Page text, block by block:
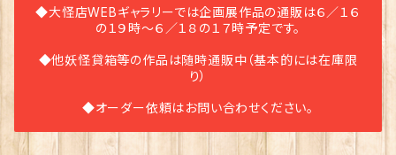
◆大怪店WEBギャラリーでは企画展作品の通販は６／１６
の１９時〜６／１８の１７時予定です。
◆他妖怪貸箱等の作品は随時通販中（基本的には在庫限
り）
◆オーダー依頼はお問い合わせください。